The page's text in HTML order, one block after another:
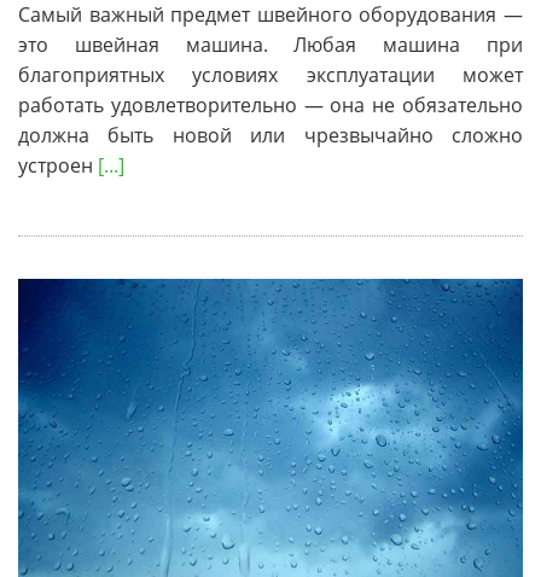
Самый важный предмет швейного оборудования —
это швейная машина. Любая машина при
благоприятных условиях эксплуатации может
работать удовлетворительно — она не обязательно
должна быть новой или чрезвычайно сложно
устроен [...]